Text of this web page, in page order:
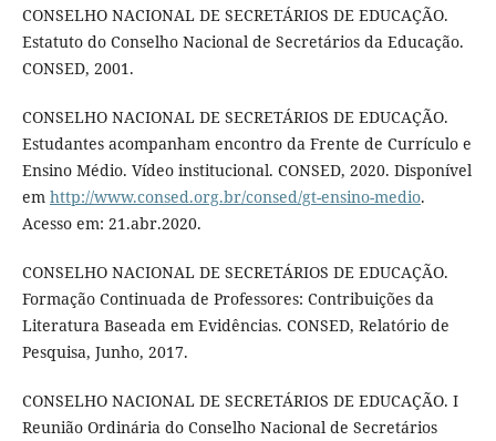
CONSELHO NACIONAL DE SECRETÁRIOS DE EDUCAÇÃO.
Estatuto do Conselho Nacional de Secretários da Educação.
CONSED, 2001.
CONSELHO NACIONAL DE SECRETÁRIOS DE EDUCAÇÃO.
Estudantes acompanham encontro da Frente de Currículo e
Ensino Médio. Vídeo institucional. CONSED, 2020. Disponível
em http://www.consed.org.br/consed/gt-ensino-medio.
Acesso em: 21.abr.2020.
CONSELHO NACIONAL DE SECRETÁRIOS DE EDUCAÇÃO.
Formação Continuada de Professores: Contribuições da
Literatura Baseada em Evidências. CONSED, Relatório de
Pesquisa, Junho, 2017.
CONSELHO NACIONAL DE SECRETÁRIOS DE EDUCAÇÃO. I
Reunião Ordinária do Conselho Nacional de Secretários